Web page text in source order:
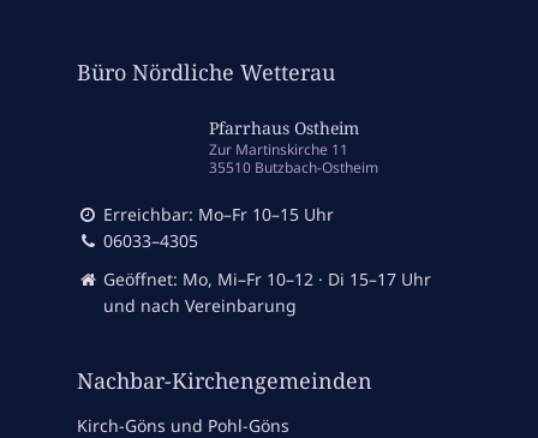
Büro Nördliche Wetterau
Pfarrhaus Ostheim
Zur Martinskirche 11
35510 Butzbach-Ostheim
Erreichbar: Mo–Fr 10–15 Uhr
06033–4305
Geöffnet: Mo, Mi–Fr 10–12 · Di 15–17 Uhr
und nach Vereinbarung
Nachbar-Kirchengemeinden
Kirch-Göns und Pohl-Göns